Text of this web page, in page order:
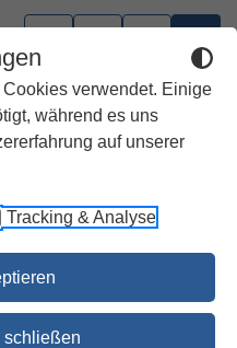
verwendet. Einige
während es uns
auf unserer
Tracking & Analyse
schließen